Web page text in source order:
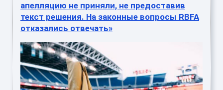
апелляцию не приняли, не предоставив
текст решения. На законные вопросы RBFA
отказались отвечать»